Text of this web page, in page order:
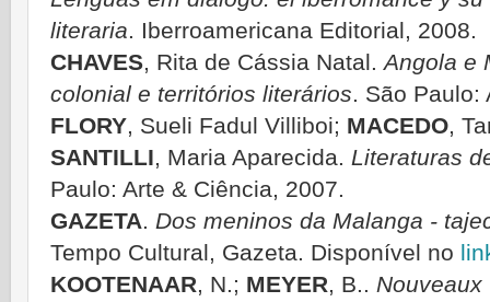
literaria. Iberroamericana Editorial, 2008.
CHAVES, Rita de Cássia Natal.Angola e
colonial e territórios literários. São Paulo:
FLORY, Sueli Fadul Villiboi; MACEDO,
SANTILLI, Maria Aparecida. Literaturas
Paulo: Arte & Ciência, 2007.
GAZETA. Dos meninos da Malanga -
Tempo Cultural, Gazeta. Disponível no
KOOTENAAR, N.; MEYER, B.. Nouveaux